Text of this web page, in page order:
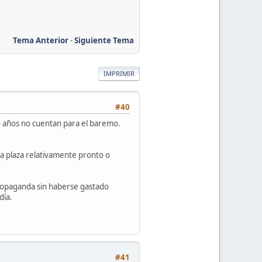
Tema Anterior-Siguiente Tema
IMPRIMIR
#40
no cuentan para el baremo.
plaza relativamente pronto o
sin haberse gastado
#41